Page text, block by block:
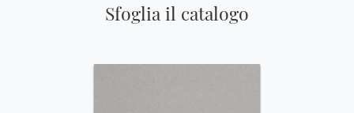
Sfoglia il catalogo